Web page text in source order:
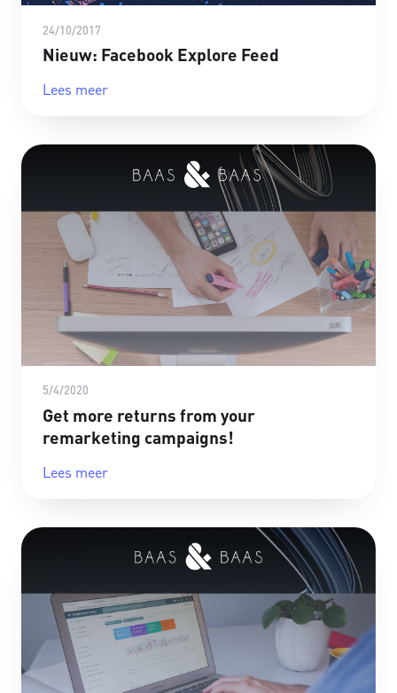
24/10/2017
Nieuw: Facebook Explore Feed
Lees meer
5/4/2020
Get more returns from your
remarketing campaigns!
Lees meer